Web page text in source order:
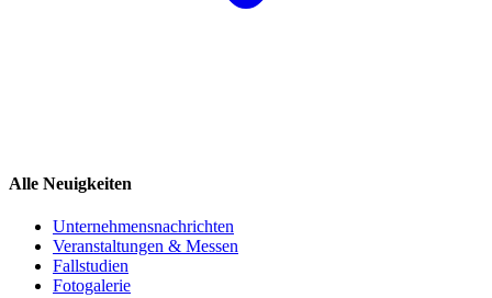
Alle Neuigkeiten
Unternehmensnachrichten
Veranstaltungen & Messen
Fallstudien
Fotogalerie